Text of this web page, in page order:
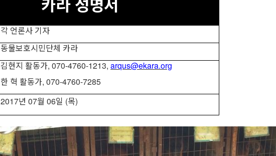
각 언론사 기자
동물보호시민단체 카라
김현지 활동가, 070-4760-1213,arqus@ekara.org
한 혁 활동가, 070-4760-7285
2017년07월06일 (목)